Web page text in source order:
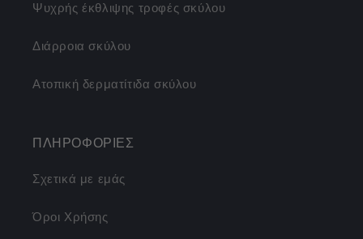
Ψυχρής έκθλιψης τροφές σκύλου
Διάρροια σκύλου
Ατοπική δερματίτιδα σκύλου
ΠΛΗΡΟΦΟΡΙΕΣ
Σχετικά με εμάς
Όροι Χρήσης